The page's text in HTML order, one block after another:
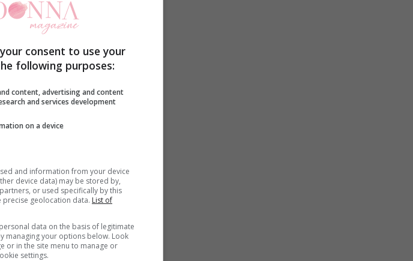
consent to use your
following purposes:
content, advertising and content
and services development
on a device
and information from your device
device data) may be stored by,
or used specifically by this
precise geolocation data. List of
data on the basis of legitimate
managing your options below. Look
or in the site menu to manage or
settings.